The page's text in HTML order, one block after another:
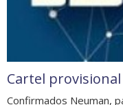
Cartel
Confirmados Neuman,